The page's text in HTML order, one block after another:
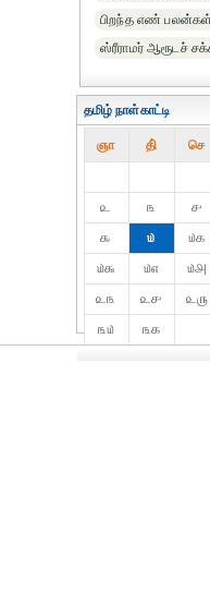
பிறந்த எண் பலன்கள்
ஸ்ரீராமர் ஆரூடச்
தமிழ் நாள்காட்டி
ஞா தி் செ
௨
௩ ௪
௯
௰ ௰௧
௰௬
௰௭ ௰௮
௨௩
௨௪ ௨௫
௩௰
௩௧